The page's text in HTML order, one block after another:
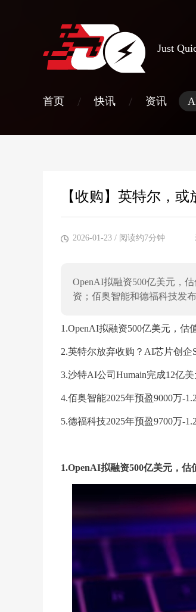
Just
首页 / 快讯 / 资讯
【收购】英特尔，
2026-01-23 / 阅读约7分钟
OpenAI拟融资500亿美元，
资；佰奥智能和德福科技发
1.OpenAI拟融资500亿美元，估
2.英特尔放弃收购？AI芯片创企
3.沙特AI公司Humain完成12亿
4.佰奥智能2025年预盈9000万-
5.德福科技2025年预盈9700万-
1.OpenAI拟融资500亿美元，估